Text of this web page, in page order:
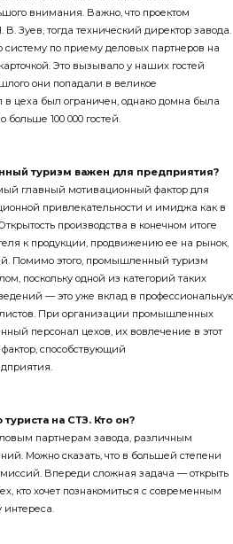
внимания. Важно, что проектом
Зуев, тогда технический директор завода.
по приему деловых партнеров на
Это вызывало у наших гостей
они попадали в великое
в цеха был ограничен, однако домна была
больше 100 000 гостей.
туризм важен для предприятия?
главный мотивационный фактор для
привлекательности и имиджа как в
производства в конечном итоге
к продукции, продвижению ее на рынок,
Помимо этого, промышленный туризм
поскольку одной из категорий таких
— это уже вклад в профессиональную
При организации промышленных
персонал цехов, их вовлечение в этот
способствующий
на СТЗ. Кто он?
партнерам завода, различным
Можно сказать, что в большей степени
Впереди сложная задача — открыть